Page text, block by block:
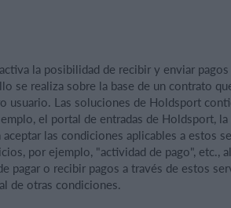
la posibilidad de recibir y enviar
se realiza sobre la base de un contrato
usuario. Las soluciones de Holdsport
el portal de entradas de Holdsport,
aceptar las condiciones aplicables a estos
por ejemplo, "actividad de pago", etc.,
pagar o recibir pagos a través de estos
de otras condiciones.